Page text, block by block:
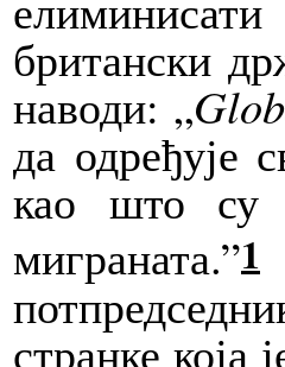
британски
наводи: „
да одређује
као што су
миграната.”1
странке која